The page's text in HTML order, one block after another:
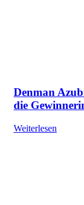
Denman
die
Weiterlesen